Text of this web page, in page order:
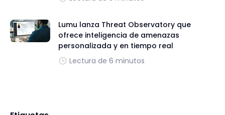
Lumu lanza Threat Observatory que
ofrece inteligencia de amenazas
personalizada y en tiempo real
Lectura de 6 minutos